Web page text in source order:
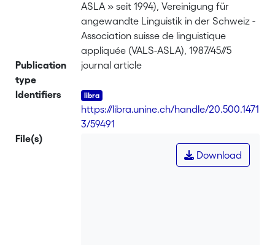
ASLA » seit 1994), Vereinigung für
angewandte Linguistik in der Schweiz -
Association suisse de linguistique
appliquée (VALS-ASLA), 1987/45//5
Publication
type
journal article
Identifiers
https://libra.unine.ch/handle/20.500.1471
3/59491
File(s)
Download